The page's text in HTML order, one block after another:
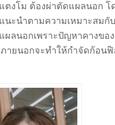
งโม ต้องผ่าตัดแผลนอก โ
ะนำตามความเหมาะสม
ผลนอกเพราะปัญหาคางขอ
ายนอกจะทำให้กำจัดก้อน